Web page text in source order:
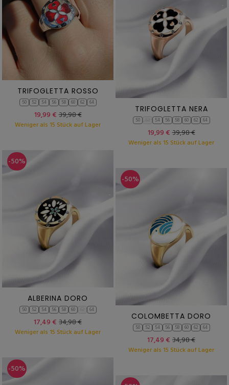
TRIFOGLETTA ROSSO
50 52 54 56 58 60 62 64
19,99 €39,98 €
Weniger als 15 Stück auf Lager
TRIFOGLETTA NERA
50 54 56 58 60 62 64
19,99 €39,98 €
Weniger als 15 Stück auf Lager
-50%
ALBERINA DORO
50 52 54 56 58 60 64
17,49 € 34,98 €
Weniger als 15 Stück auf Lager
-50%
COLOMBETTA DORO
50 52 54 56 58 60 62 64
17,49 € 34,98 €
Weniger als 15 Stück auf Lager
-50%